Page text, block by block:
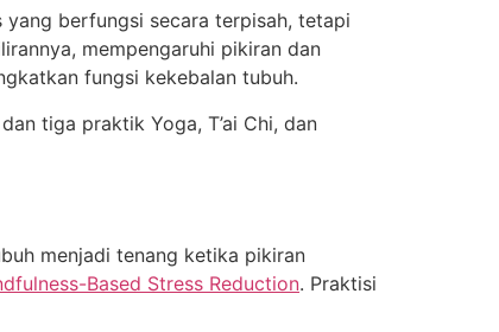
berfungsi secara terpisah, tetapi
mempengaruhi pikiran dan
fungsi kekebalan tubuh.
tiga praktik Yoga, T’ai Chi, dan
menjadi tenang ketika pikiran
Based Stress Reduction. Praktisi